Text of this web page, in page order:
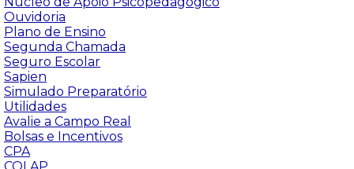
Ouvidoria
Plano de Ensino
Segunda Chamada
Seguro Escolar
Sapien
Simulado Preparatório
Utilidades
Avalie a Campo Real
Bolsas e Incentivos
CPA